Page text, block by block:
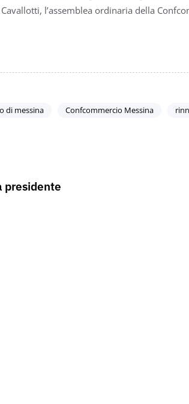
l’assemblea ordinaria della
di messina Confcommercio Messina
presidente